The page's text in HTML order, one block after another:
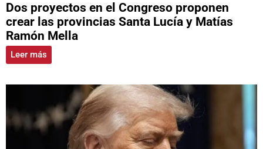
Dos proyectos en el Congreso proponen
crear las provincias Santa Lucía y Matías
Ramón Mella
Leer más